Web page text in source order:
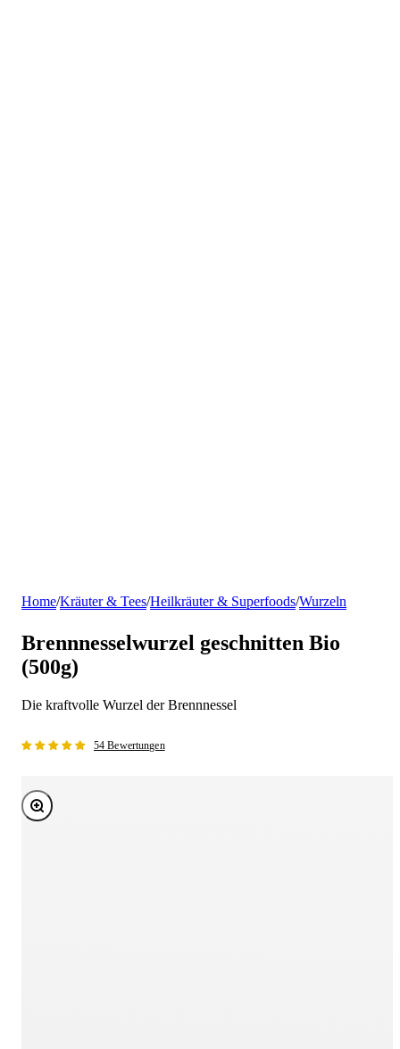
Home/Kräuter & Tees/Heilkräuter & Superfoods/Wurzeln
Brennnesselwurzel geschnitten Bio
(500g)
Die kraftvolle Wurzel der Brennnessel
54 Bewertungen
Bild vergrößern